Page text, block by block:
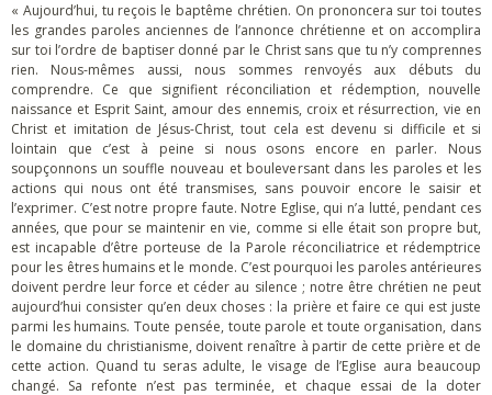
« Aujourd’hui, tu reçois le baptême chrétien. On prononcera sur toi toutes
les grandes paroles anciennes de l’annonce chrétienne et on accomplira
sur toi l’ordre de baptiser donné par le Christ sans que tu n’y comprennes
rien. Nous-mêmes aussi, nous sommes renvoyés aux débuts du
comprendre. Ce que signifient réconciliation et rédemption, nouvelle
naissance et Esprit Saint, amour des ennemis, croix et résurrection, vie en
Christ et imitation de Jésus-Christ, tout cela est devenu si difficile et si
lointain que c’est à peine si nous osons encore en parler. Nous
soupçonnons un souffle nouveau et bouleversant dans les paroles et les
actions qui nous ont été transmises, sans pouvoir encore le saisir et
l’exprimer. C’est notre propre faute. Notre Eglise, qui n’a lutté, pendant ces
années, que pour se maintenir en vie, comme si elle était son propre but,
est incapable d’être porteuse de la Parole réconciliatrice et rédemptrice
pour les êtres humains et le monde. C’est pourquoi les paroles antérieures
doivent perdre leur force et céder au silence ; notre être chrétien ne peut
aujourd’hui consister qu’en deux choses : la prière et faire ce qui est juste
parmi les humains. Toute pensée, toute parole et toute organisation, dans
le domaine du christianisme, doivent renaître à partir de cette prière et de
cette action. Quand tu seras adulte, le visage de l’Eglise aura beaucoup
changé. Sa refonte n’est pas terminée, et chaque essai de la doter